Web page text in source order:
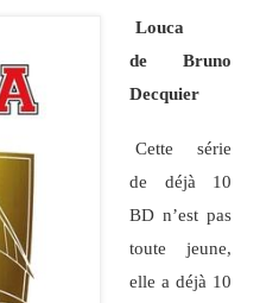
Louca
de Bruno
Decquier
Cette série
de déjà 10
BD n’est pas
toute jeune,
elle a déjà 10